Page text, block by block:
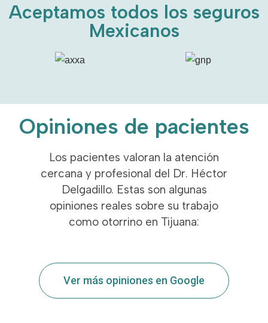
Aceptamos todos los seguros
Mexicanos
Opiniones de pacientes
Los pacientes valoran la atención
cercana y profesional del Dr. Héctor
Delgadillo. Estas son algunas
opiniones reales sobre su trabajo
como otorrino en Tijuana:
Ver más opiniones en Google